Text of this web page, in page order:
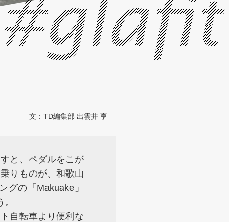
文： TD編集部 出雲井 亨
と、ペダルをこが
りものが、和歌山
グの「Makuake」
自転車より便利な